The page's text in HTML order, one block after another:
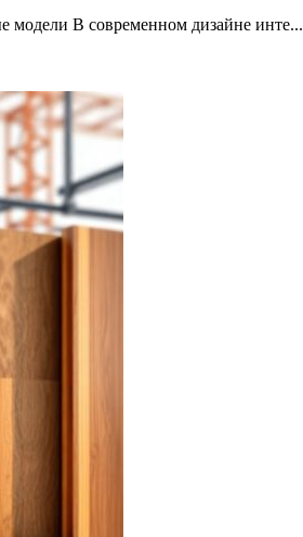
модели В современном дизайне инте...